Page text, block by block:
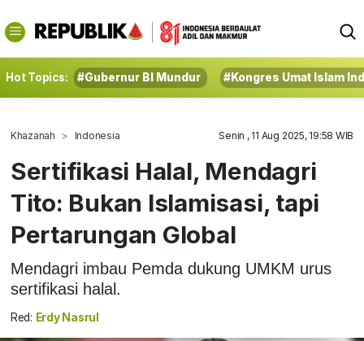
Hot Topics: #Gubernur BI Mundur #Kongres Umat Islam
Khazanah Indonesia Senin , 11 Aug 2025, 19:58 WIB
Sertifikasi Halal, Mendagri
Tito: Bukan Islamisasi, tapi
Pertarungan Global
Mendagri imbau Pemda dukung UMKM urus
sertifikasi halal.
Red: Erdy Nasrul